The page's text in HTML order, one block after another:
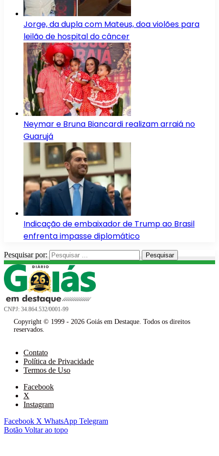
Jorge, da dupla com Mateus, doa violões para
leilão de hospital do câncer
Neymar e Bruna Biancardi realizam arraiá no
Guarujá
Indicação de embaixador de Trump ao Brasil
enfrenta impasse diplomático
Pesquisar por:
CNPJ: 34.864.532/0001-99
Copyright © 1999 - 2026 Goiás em Destaque. Todos os direitos
reservados.
Contato
Política de Privacidade
Termos de Uso
Facebook
X
Instagram
Facebook X WhatsApp Telegram
Botão Voltar ao topo